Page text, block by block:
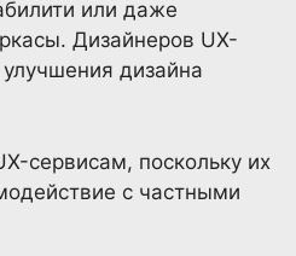
или даже
Дизайнеров UX-
дизайна
сервисам, поскольку их
с частными